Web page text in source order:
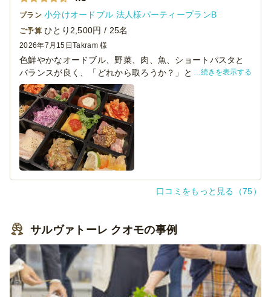
｢今夜の我が家の食事よw｣
また、利用したいです（笑）
プラン 小分けオードブル 法人様パーティープランB
ご予算 ひとり2,500円 / 25名
2026年7月15日 Takram 様
色鮮やかなオードブル、野菜、肉、魚、ショートパスタと
バランスが良く、「どれから取ろうか？」と社員同士の会
話が弾みました。
社員交流会の場にふさわしく、華やかで賑やかなランチと
なりました。
また、梱包が非常に丁寧で清潔感があり、さらに配送ドラ
イバーさんも応対が丁寧な方でした。ありがとうございま
した。
続きを表示する
口コミをもっと見る（75）
サルヴァトーレ クオモの事例